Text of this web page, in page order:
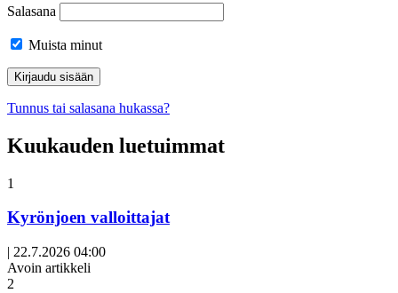
Salasana
Muista minut
Tunnus tai salasana hukassa?
Kuukauden luetuimmat
1
Kyrönjoen valloittajat
| 22.7.2026 04:00
Avoin artikkeli
2